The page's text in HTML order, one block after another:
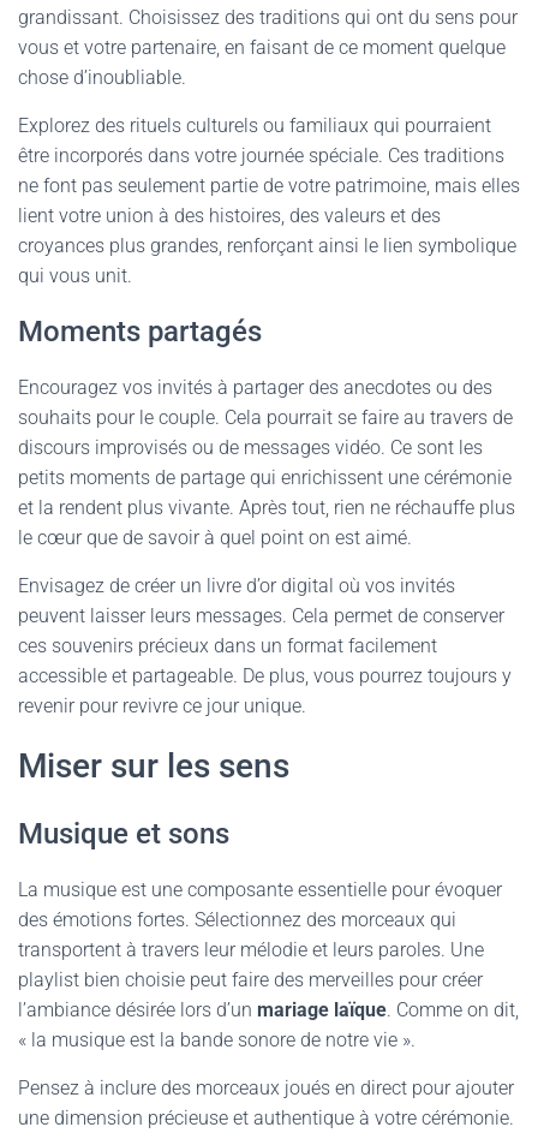
grandissant. Choisissez des traditions qui ont du sens pour
vous et votre partenaire, en faisant de ce moment quelque
chose d’inoubliable.
Explorez des rituels culturels ou familiaux qui pourraient
être incorporés dans votre journée spéciale. Ces traditions
ne font pas seulement partie de votre patrimoine, mais elles
lient votre union à des histoires, des valeurs et des
croyances plus grandes, renforçant ainsi le lien symbolique
qui vous unit.
Moments partagés
Encouragez vos invités à partager des anecdotes ou des
souhaits pour le couple. Cela pourrait se faire au travers de
discours improvisés ou de messages vidéo. Ce sont les
petits moments de partage qui enrichissent une cérémonie
et la rendent plus vivante. Après tout, rien ne réchauffe plus
le cœur que de savoir à quel point on est aimé.
Envisagez de créer un livre d’or digital où vos invités
peuvent laisser leurs messages. Cela permet de conserver
ces souvenirs précieux dans un format facilement
accessible et partageable. De plus, vous pourrez toujours y
revenir pour revivre ce jour unique.
Miser sur les sens
Musique et sons
La musique est une composante essentielle pour évoquer
des émotions fortes. Sélectionnez des morceaux qui
transportent à travers leur mélodie et leurs paroles. Une
playlist bien choisie peut faire des merveilles pour créer
l’ambiance désirée lors d’un mariage laïque. Comme on dit,
« la musique est la bande sonore de notre vie ».
Pensez à inclure des morceaux joués en direct pour ajouter
une dimension précieuse et authentique à votre cérémonie.